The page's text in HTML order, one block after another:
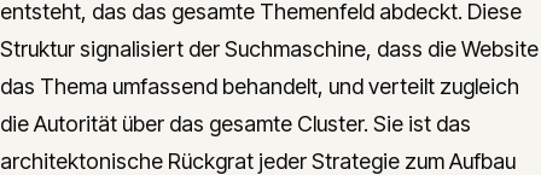
entsteht, das das gesamte Themenfeld abdeckt. Diese
Struktur signalisiert der Suchmaschine, dass die Website
das Thema umfassend behandelt, und verteilt zugleich
die Autorität über das gesamte Cluster. Sie ist das
architektonische Rückgrat jeder Strategie zum Aufbau